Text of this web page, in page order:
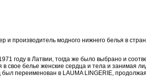
и производитель модного нижнего белья в
году в Латвии, тогда же было выбрано и
свое белье женские сердца и тела и занимая
переименован в LAUMA LINGERIE,